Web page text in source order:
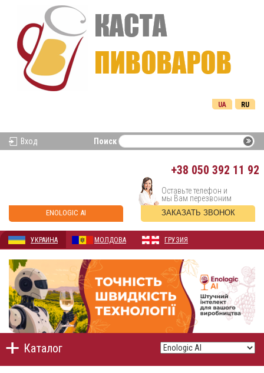
RU
UA
Вход Поиск
+38 050 392 11 92
ENOLOGIC AI
Оставьте телефон и
мы Вам перезвоним
ЗАКАЗАТЬ ЗВОНОК
УКРАИНА МОЛДОВА ГРУЗИЯ
Каталог